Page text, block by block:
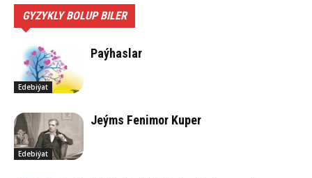
GYZYKLY BOLUP BILER
Edebiýat
Paýhaslar
Edebiýat
Jeýms Fenimor Kuper